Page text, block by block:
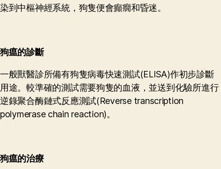
染到中樞神經系統，狗隻便會癲癇和昏迷。
狗瘟的診斷
一般獸醫診所備有狗隻病毒快速測試(ELISA)作初步診斷
用途。較準確的測試需要狗隻的血液，並送到化驗所進行
逆錄聚合酶鏈式反應測試(Reverse transcription
polymerase chain reaction)。
狗瘟的治療